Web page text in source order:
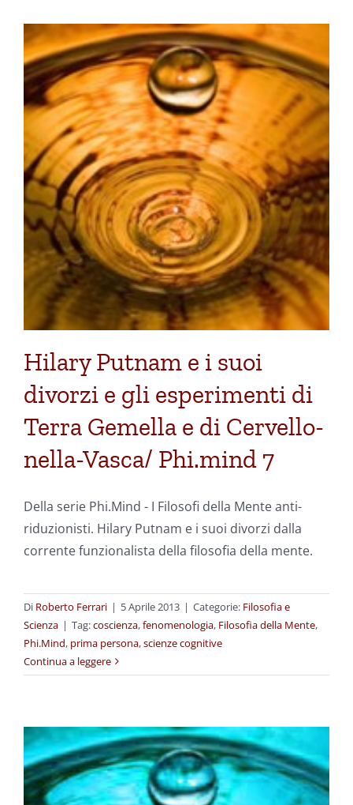
Hilary Putnam e i suoi
divorzi e gli esperimenti di
Terra Gemella e di Cervello-
nella-Vasca/ Phi.mind 7
Della serie Phi.Mind - I Filosofi della Mente anti-
riduzionisti. Hilary Putnam e i suoi divorzi dalla
corrente funzionalista della filosofia della mente.
Di Roberto Ferrari | 5 Aprile 2013 | Categorie: Filosofia e
Scienza | Tag:coscienza,fenomenologia, Filosofia della Mente,
Phi.Mind, prima persona,scienze cognitive
Continua a leggere